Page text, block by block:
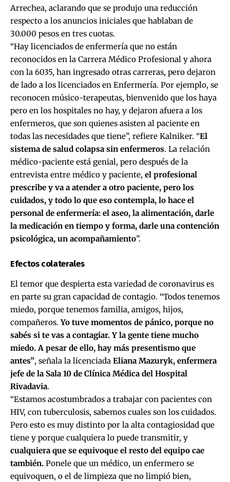
Arrechea, aclarando que se produjo una reducción
respecto a los anuncios iniciales que hablaban de
30.000 pesos en tres cuotas.
“Hay licenciados de enfermería que no están
reconocidos en la Carrera Médico Profesional y ahora
con la 6035, han ingresado otras carreras, pero dejaron
de lado a los licenciados en Enfermería. Por ejemplo, se
reconocen músico-terapeutas, bienvenido que los haya
pero en los hospitales no hay, y dejaron afuera a los
enfermeros, que son quienes asisten al paciente en
todas las necesidades que tiene”, refiere Kalniker. “El
sistema de salud colapsa sin enfermeros. La relación
médico-paciente está genial, pero después de la
entrevista entre médico y paciente, el profesional
prescribe y va a atender a otro paciente, pero los
cuidados, y todo lo que eso contempla, lo hace el
personal de enfermería: el aseo, la alimentación, darle
la medicación en tiempo y forma, darle una contención
psicológica, un acompañamiento”.
Efectos colaterales
El temor que despierta esta variedad de coronavirus es
en parte su gran capacidad de contagio. “Todos tenemos
miedo, porque tenemos familia, amigos, hijos,
compañeros.Yo tuve momentos de pánico, porque no
sabés si te vas a contagiar. Y la gente tiene mucho
miedo. A pesar de ello, hay más presentismo que
antes”, señala la licenciada Eliana Mazuryk, enfermera
jefe de la Sala 10 de Clínica Médica del Hospital
Rivadavia.
“Estamos acostumbrados a trabajar con pacientes con
HIV, con tuberculosis, sabemos cuales son los cuidados.
Pero esto es muy distinto por la alta contagiosidad que
tiene y porque cualquiera lo puede transmitir, y
cualquiera que se equivoque el resto del equipo cae
también. Ponele que un médico, un enfermero se
equivoquen, o el de limpieza que no limpió bien,